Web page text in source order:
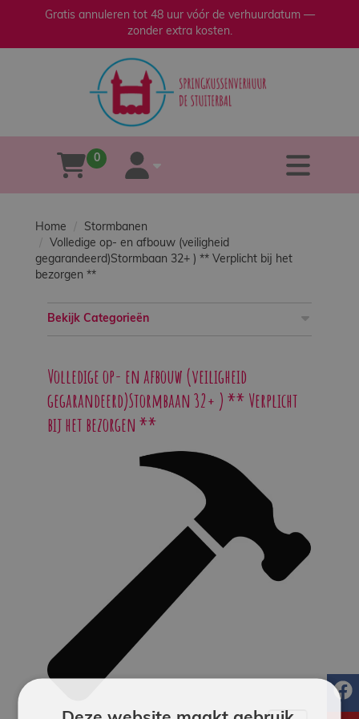
Gratis annuleren tot 48 uur vóór de verhuurdatum —
zonder extra kosten.
winkelwagen
0
account
×sluiten
Verkoop
Over
ons
Veilig
spelen
Werken
Contact
Home
Stormbanen
Volledige op- en afbouw (veiligheid
gegarandeerd)Stormbaan 32+ ) ** Verplicht bij het
bezorgen **
Bekijk Categorieën
Volledige op- en afbouw (veiligheid
gegarandeerd)Stormbaan 32+ ) ** Verplicht
bij het bezorgen **